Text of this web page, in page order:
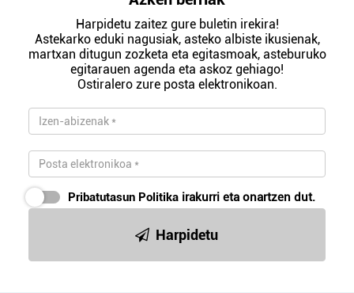
Harpidetu zaitez gure buletin irekira!
Astekarko eduki nagusiak, asteko albiste ikusienak,
martxan ditugun zozketa eta egitasmoak, asteburuko
egitarauen agenda eta askoz gehiago!
Ostiralero zure posta elektronikoan.
Pribatutasun Politika irakurri eta onartzen dut.
Harpidetu